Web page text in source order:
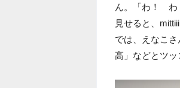
ん。「わ！
見せると、
では、えなこ
高」などとツッ